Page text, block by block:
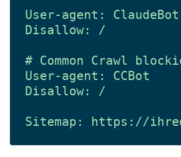
User-agent: ClaudeBot
Disallow: /
# Common Crawl
User-agent: CCBot
Disallow: /